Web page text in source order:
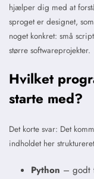
hjælper dig med at
sproget er designet,
noget konkret: små
større softwareprojekter.
Hvilket
starte med?
Det korte svar: Det
indholdet her
Python – godt